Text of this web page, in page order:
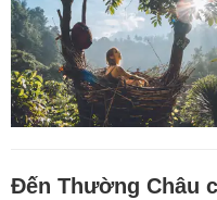
Đến Thường Châu